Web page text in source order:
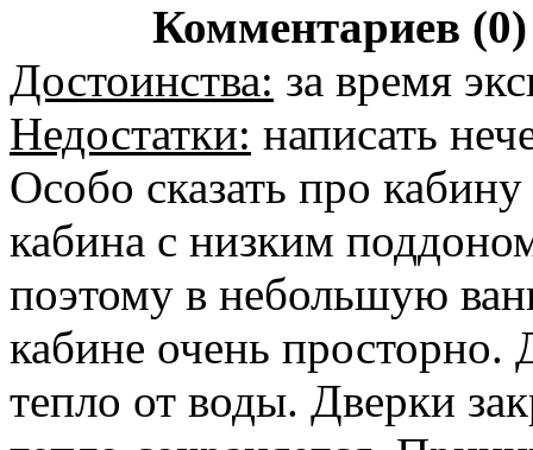
Комментариев (0)
Достоинства: за время
Недостатки: написать
Особо сказать про
кабина с низким
поэтому в небольшую
кабине очень просторно.
тепло от воды. Дверки